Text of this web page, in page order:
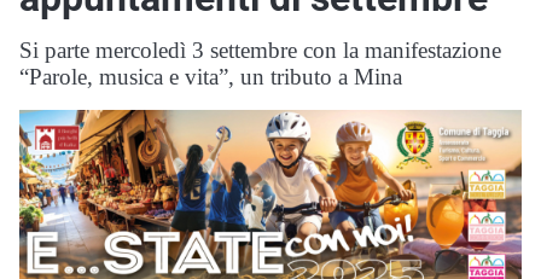
Si parte mercoledì 3 settembre con la manifestazione
“Parole, musica e vita”, un tributo a Mina